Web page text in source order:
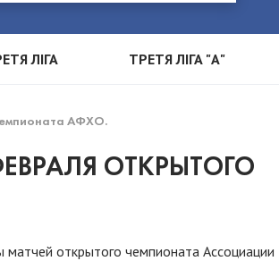
ЛІГА ТРЕТЯ ЛІГА "А"
АФХО.
ОТКРЫТОГО
матчей открытого чемпионата Ассоциации